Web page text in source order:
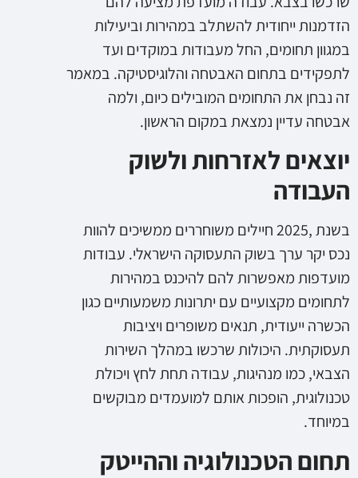
הזדמנות ייחודית להשתלב במהירות וביעילות
במגוון תחומים, החל מעבודות במוקדים ועד
לתפקידים בתחום האבטחה והלוגיסטיקה. במאמר
זה נבחן את התחומים המובילים כיום, ולמה
אבטחה עדיין נמצאת במקום הראשון.
יוצאים לאזרחות ולשוק
העבודה
בשנת ,2025 חיילים משוחררים ממשיכים להוות
נכס יקר ערך בשוק התעסוקה הישראלי. עבודות
מועדפות מאפשרות להם להיכנס במהירות
לתחומים מקצועיים עם יתרונות משמעותיים כגון
הכשרה ייעודית, תנאים משופרים ויציבות
תעסוקתית. היכולות שרכשו במהלך השירות
הצבאי, כמו מנהיגות, עבודה תחת לחץ ויכולת
טכנולוגית, הופכות אותם למועמדים מבוקשים
במיוחד.
תחום הטכנולוגיה וההייטק